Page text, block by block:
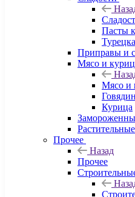
Пасты
Приправы и
Мясо и
Мясо и
Курица
Прочее
Назад
Прочее